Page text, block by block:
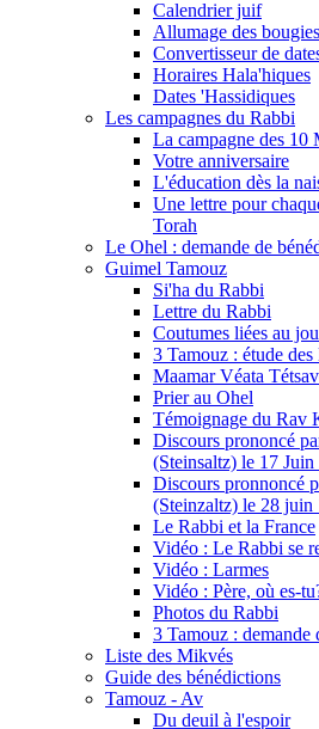
Calendrier juif
Allumage des bougies
Convertisseur de
Horaires Hala'hiques
Dates 'Hassidiques
Les campagnes du Rabbi
La campagne des 10
Votre anniversaire
L'éducation dès la
Une lettre pour
Torah
Le Ohel : demande de
Guimel Tamouz
Si'ha du Rabbi
Lettre du Rabbi
Coutumes liées au
3 Tamouz : étude
Maamar Véata
Prier au Ohel
Témoignage du Rav
Discours prononcé
(Steinsaltz) le 17 Juin
Discours pronnoncé
(Steinzaltz) le 28 juin
Le Rabbi et la France
Vidéo : Le Rabbi se
Vidéo : Larmes
Vidéo : Père, où es-
Photos du Rabbi
3 Tamouz : demande
Liste des Mikvés
Guide des bénédictions
Tamouz - Av
Du deuil à l'espoir